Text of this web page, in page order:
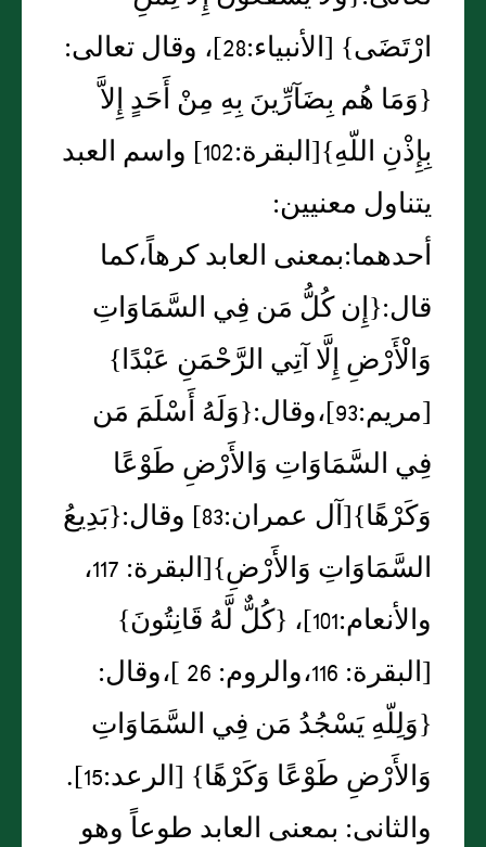
ارْتَضَى‏}‏ ‏[‏الأنبياء‏:‏28‏]‏، وقال تعالى‏:‏‏
{‏وَمَا هُم بِضَآرِّينَ بِهِ مِنْ أَحَدٍ إِلاَّ
بِإِذْنِ اللّهِ‏}‏‏[‏البقرة‏:‏102‏]‏ واسم العبد
يتناول معنيين‏:‏
أحدهما‏:‏بمعنى العابد كرهاً،كما
قال‏:‏‏{‏إِن كُلُّ مَن فِي السَّمَاوَاتِ
وَالْأَرْضِ إِلَّا آتِي الرَّحْمَنِ عَبْدًا‏}‏
‏[‏مريم‏:‏93‏]‏،وقال‏:‏‏{‏وَلَهُ أَسْلَمَ مَن
فِي السَّمَاوَاتِ وَالأَرْضِ طَوْعًا
وَكَرْهًا‏}‏‏[‏آل عمران‏:‏83‏]‏ وقال‏:‏‏{‏بَدِيعُ
السَّمَاوَاتِ وَالأَرْضِ‏}‏‏[‏البقرة‏:‏ 117،
والأنعام‏:‏101‏]‏، ‏{‏كُلٌّ لَّهُ قَانِتُونَ‏}‏
‏[‏البقرة‏:‏ 116،والروم‏:‏ 26 ‏]‏،وقال‏:‏‏
{‏وَلِلّهِ يَسْجُدُ مَن فِي السَّمَاوَاتِ
وَالأَرْضِ طَوْعًا وَكَرْهًا‏}‏ ‏[‏الرعد‏:‏15‏]‏‏.‏
والثانى‏:‏ بمعنى العابد طوعاً وهو